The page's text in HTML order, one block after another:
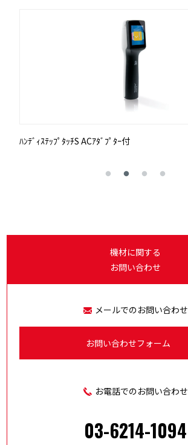
ﾊﾝﾃﾞｨｽﾃｯﾌﾟﾀｯﾁS ACｱﾀﾞﾌﾟﾀｰ付
機材に関する
お問い合わせ
メールでのお問い合わせ
お問い合わせフォーム
お電話でのお問い合わせ
03-6214-1094